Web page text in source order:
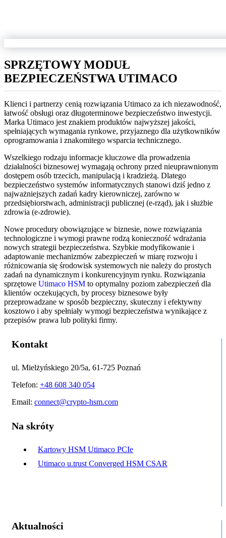
SPRZĘTOWY MODUŁ
BEZPIECZEŃSTWA UTIMACO
Klienci i partnerzy cenią rozwiązania Utimaco za ich niezawodność,
łatwość obsługi oraz długoterminowe bezpieczeństwo inwestycji.
Marka Utimaco jest znakiem produktów najwyższej jakości,
spełniających wymagania rynkowe, przyjaznego dla użytkowników
oprogramowania i znakomitego wsparcia technicznego.
Wszelkiego rodzaju informacje kluczowe dla prowadzenia
działalności biznesowej wymagają ochrony przed nieuprawnionym
dostępem osób trzecich, manipulacją i kradzieżą. Dlatego
bezpieczeństwo systemów informatycznych stanowi dziś jedno z
najważniejszych zadań kadry kierowniczej, zarówno w
przedsiębiorstwach, administracji publicznej (e-rząd), jak i służbie
zdrowia (e-zdrowie).
Nowe procedury obowiązujące w biznesie, nowe rozwiązania
technologiczne i wymogi prawne rodzą konieczność wdrażania
nowych strategii bezpieczeństwa. Szybkie modyfikowanie i
adaptowanie mechanizmów zabezpieczeń w miarę rozwoju i
różnicowania się środowisk systemowych nie należy do prostych
zadań na dynamicznym i konkurencyjnym rynku. Rozwiązania
sprzętowe Utimaco HSM to optymalny poziom zabezpieczeń dla
klientów oczekujących, by procesy biznesowe były
przeprowadzane w sposób bezpieczny, skuteczny i efektywny
kosztowo i aby spełniały wymogi bezpieczeństwa wynikające z
przepisów prawa lub polityki firmy.
Kontakt
ul. Mielżyńskiego 20/5a, 61-725 Poznań
Telefon: +48 608 340 054
Email: connect@crypto-hsm.com
Na skróty
Kartowy HSM Utimaco PCIe
Utimaco u.trust Converged HSM CSAR
Aktualności